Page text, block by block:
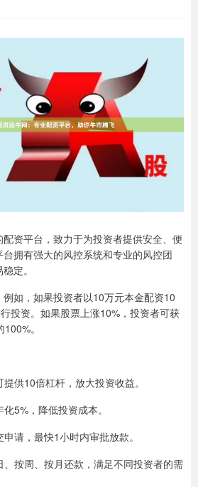
资平台，致力于为投资者提供安全、便
拥有强大的风控系统和专业的风控团
定。
如，如果投资者以10万元本金配资10
投资。如果股票上涨10%，投资者可获
。
供10倍杠杆，放大投资收益。
5%，降低投资成本。
请，最快1小时内审批放款。
、按周、按月还款，满足不同投资者的需